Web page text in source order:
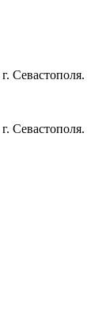
Севастополя.
Севастополя.